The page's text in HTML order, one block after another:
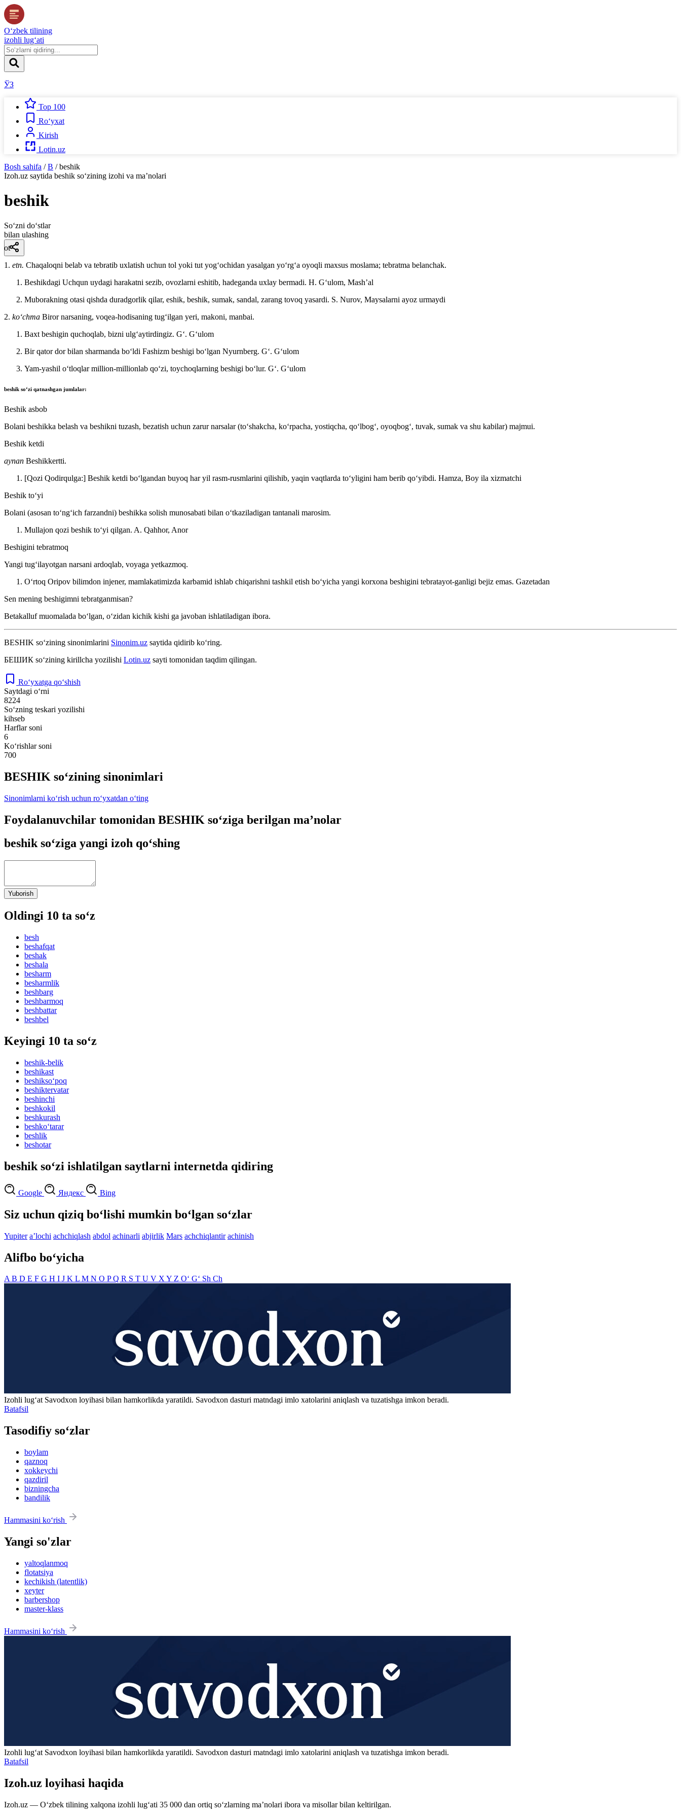
O‘zbek tilining
izohli lug‘ati
ЎЗ
Top 100
Ro‘yxat
Kirish
Lotin.uz
Bosh sahifa / B / beshik
Izoh.uz saytida beshik so‘zining izohi va ma’nolari
beshik
So‘zni do‘stlar
bilan ulashing
ot
1. etn. Chaqaloqni belab va tebratib uxlatish uchun tol yoki tut yogʻochidan yasalgan yoʻrgʻa oyoqli maxsus moslama; tebratma belanchak.
Beshikdagi Uchqun uydagi harakatni sezib, ovozlarni eshitib, hadeganda uxlay bermadi. H. Gʻulom, Mashʼal
Muborakning otasi qishda duradgorlik qilar, eshik, beshik, sumak, sandal, zarang tovoq yasardi. S. Nurov, Maysalarni ayoz urmaydi
2. koʻchma Biror narsaning, voqea-hodisaning tugʻilgan yeri, makoni, manbai.
Baxt beshigin quchoqlab, bizni ulgʻaytirdingiz. Gʻ. Gʻulom
Bir qator dor bilan sharmanda boʻldi Fashizm beshigi boʻlgan Nyurnberg. Gʻ. Gʻulom
Yam-yashil oʻtloqlar million-millionlab qoʻzi, toychoqlarning beshigi boʻlur. Gʻ. Gʻulom
beshik soʻzi qatnashgan jumlalar:
Beshik asbob
Bolani beshikka belash va beshikni tuzash, bezatish uchun zarur narsalar (toʻshakcha, koʻrpacha, yostiqcha, qoʻlbogʻ, oyoqbogʻ, tuvak, sumak va shu kabilar) majmui.
Beshik ketdi
aynan Beshikkertti.
[Qozi Qodirqulga:] Beshik ketdi boʻlgandan buyoq har yil rasm-rusmlarini qilishib, yaqin vaqtlarda toʻyligini ham berib qoʻyibdi. Hamza, Boy ila xizmatchi
Beshik toʻyi
Bolani (asosan toʻngʻich farzandni) beshikka solish munosabati bilan oʻtkaziladigan tantanali marosim.
Mullajon qozi beshik toʻyi qilgan. A. Qahhor, Anor
Beshigini tebratmoq
Yangi tugʻilayotgan narsani ardoqlab, voyaga yetkazmoq.
Oʻrtoq Oripov bilimdon injener, mamlakatimizda karbamid ishlab chiqarishni tashkil etish boʻyicha yangi korxona beshigini tebratayot-ganligi bejiz emas. Gazetadan
Sen mening beshigimni tebratganmisan?
Betakalluf muomalada boʻlgan, oʻzidan kichik kishi ga javoban ishlatiladigan ibora.
BESHIK so‘zining sinonimlarini Sinonim.uz saytida qidirib ko‘ring.
БЕШИК so‘zining kirillcha yozilishi Lotin.uz sayti tomonidan taqdim qilingan.
Ro‘yxatga qo‘shish
Saytdagi o‘rni
8224
So‘zning teskari yozilishi
kihseb
Harflar soni
6
Ko‘rishlar soni
700
BESHIK so‘zining sinonimlari
Sinonimlarni ko‘rish uchun ro‘yxatdan o‘ting
Foydalanuvchilar tomonidan BESHIK so‘ziga berilgan ma’nolar
beshik so‘ziga yangi izoh qo‘shing
Yuborish
Oldingi 10 ta so‘z
besh
beshafqat
beshak
beshala
besharm
besharmlik
beshbarg
beshbarmoq
beshbattar
beshbel
Keyingi 10 ta so‘z
beshik-belik
beshikast
beshikso‘poq
beshiktervatar
beshinchi
beshkokil
beshkurash
beshko‘tarar
beshlik
beshotar
beshik so‘zi ishlatilgan saytlarni internetda qidiring
Google Яндекс Bing
Siz uchun qiziq bo‘lishi mumkin bo‘lgan so‘zlar
Yupiter aʼlochi achchiqlash abdol achinarli abjirlik Mars achchiqlantir achinish
Alifbo bo‘yicha
AB D E F G H I J K L M N O PQ R S T U V XY Z O‘ G‘ Sh Ch
Izohli lugʻat Savodxon loyihasi bilan hamkorlikda yaratildi. Savodxon dasturi matndagi imlo xatolarini aniqlash va tuzatishga imkon beradi.
Batafsil
Tasodifiy so‘zlar
boylam
qaznoq
xokkeychi
qazdiril
bizningcha
bandilik
Hammasini ko‘rish
Yangi so'zlar
yaltoqlanmoq
flotatsiya
kechikish (latentlik)
xeyter
barbershop
master-klass
Hammasini ko‘rish
Izohli lugʻat Savodxon loyihasi bilan hamkorlikda yaratildi. Savodxon dasturi matndagi imlo xatolarini aniqlash va tuzatishga imkon beradi.
Batafsil
Izoh.uz loyihasi haqida
Izoh.uz — O‘zbek tilining xalqona izohli lug‘ati 35 000 dan ortiq so‘zlarning ma’nolari ibora va misollar bilan keltirilgan.